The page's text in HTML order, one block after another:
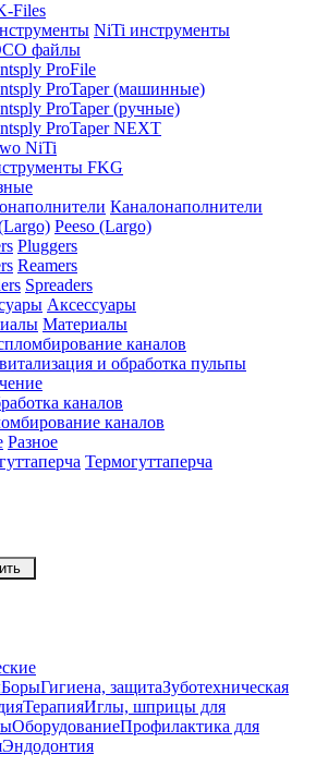
Files
NiTi инструменты
файлы
ProFile
ProTaper (машинные)
ProTaper (ручные)
ProTaper NEXT
NiTi
FKG
Каналонаполнители
Peeso (Largo)
Pluggers
Reamers
Spreaders
Аксессуары
Материалы
каналов
и обработка пульпы
каналов
каналов
Разное
Термогуттаперча
БорыГигиена, защитаЗуботехническая
ТерапияИглы, шприцы для
ОборудованиеПрофилактика для
Эндодонтия